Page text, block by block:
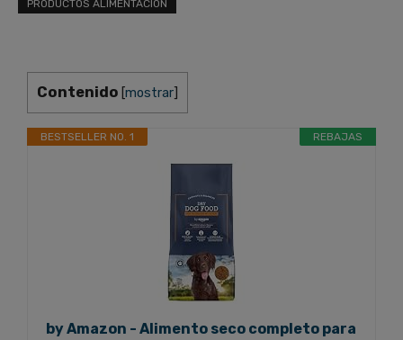
PRODUCTOS ALIMENTACIÓN
Contenido [mostrar]
REBAJAS
BESTSELLER NO. 1
by Amazon - Alimento seco completo para